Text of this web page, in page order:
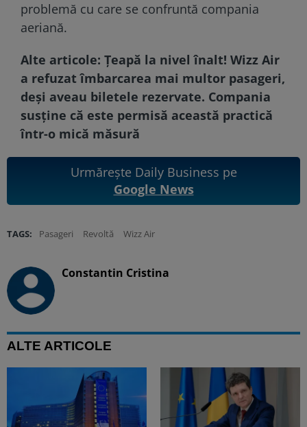
problemă cu care se confruntă compania
aeriană.
Alte articole: Țeapă la nivel înalt! Wizz Air
a refuzat îmbarcarea mai multor pasageri,
deși aveau biletele rezervate. Compania
susține că este permisă această practică
într-o mică măsură
Urmărește Daily Business pe
Google News
TAGS: Pasageri Revoltă Wizz Air
Constantin Cristina
ALTE ARTICOLE